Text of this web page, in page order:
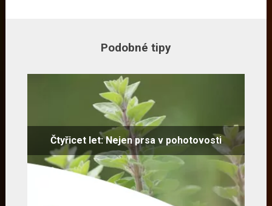
Podobné tipy
Čtyřicet let: Nejen prsa v pohotovosti